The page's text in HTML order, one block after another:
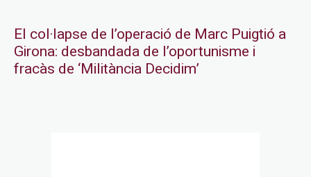
El col·lapse de l’operació de Marc Puigtió a
Girona: desbandada de l’oportunisme i
fracàs de ‘Militància Decidim’